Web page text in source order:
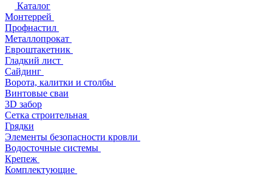
Каталог
Монтеррей
Профнастил
Металлопрокат
Евроштакетник
Гладкий лист
Сайдинг
Ворота, калитки и столбы
Винтовые сваи
3D забор
Сетка строительная
Грядки
Элементы безопасности кровли
Водосточные системы
Крепеж
Комплектующие